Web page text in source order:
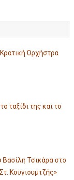
Κρατική Ορχήστρα
ταξίδι της και το
Βασίλη Τσικάρα στο
Κουγιουμτζής»